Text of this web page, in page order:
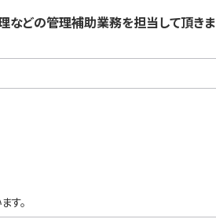
などの管理補助業務を担当して頂きま
す。